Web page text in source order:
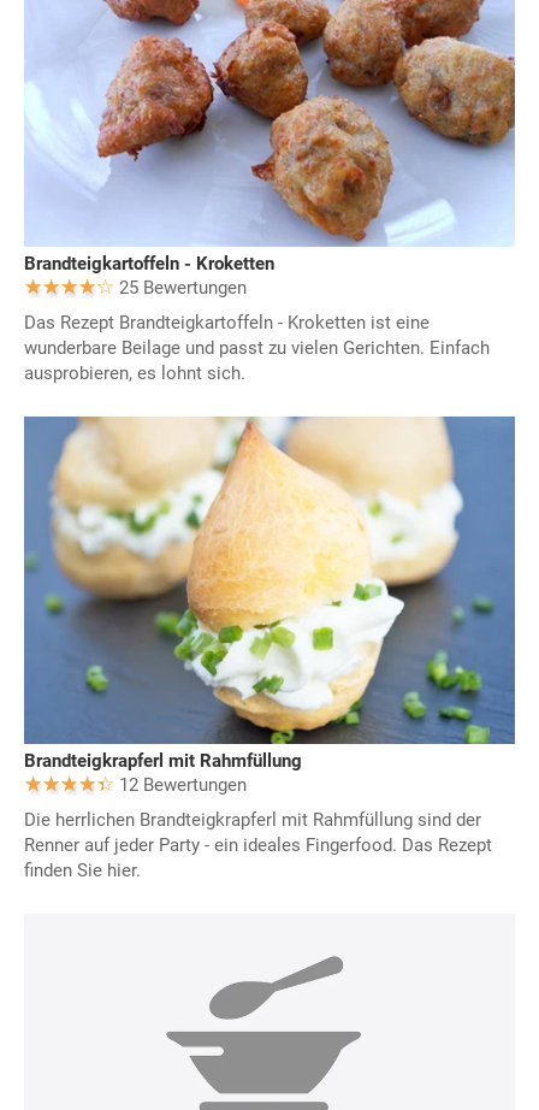
Brandteigkartoffeln - Kroketten
25 Bewertungen
Das Rezept Brandteigkartoffeln - Kroketten ist eine
wunderbare Beilage und passt zu vielen Gerichten. Einfach
ausprobieren, es lohnt sich.
Brandteigkrapferl mit Rahmfüllung
12 Bewertungen
Die herrlichen Brandteigkrapferl mit Rahmfüllung sind der
Renner auf jeder Party - ein ideales Fingerfood. Das Rezept
finden Sie hier.